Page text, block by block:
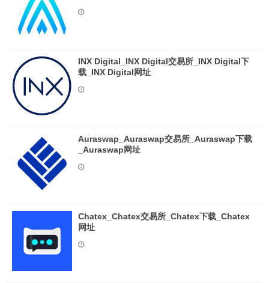
INX Digital_INX Digital交易所_INX Digital下
载_INX Digital网址
Auraswap_Auraswap交易所_Auraswap下载
_Auraswap网址
Chatex_Chatex交易所_Chatex下载_Chatex
网址